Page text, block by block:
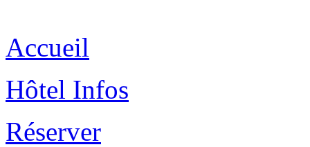
Accueil
Hôtel Infos
Réserver